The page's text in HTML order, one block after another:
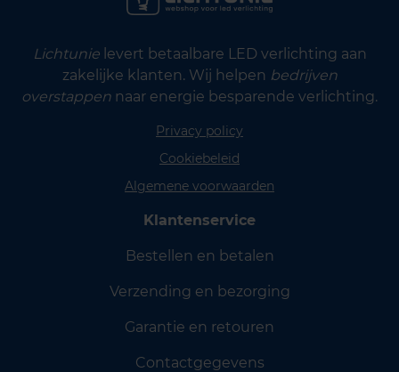
Lichtunielevert betaalbare LED verlichting aan
zakelijke klanten. Wij helpen bedrijven
overstappen naar energie besparende verlichting.
Privacy policy
Cookiebeleid
Algemene voorwaarden
Klantenservice
Bestellen en betalen
Verzending en bezorging
Garantie en retouren
Contactgegevens